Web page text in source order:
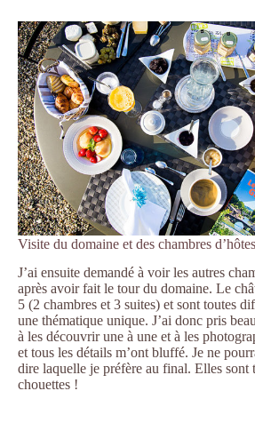
Visite du domaine et des chambres d’hôtes
J’ai ensuite demandé à voir les autres
après avoir fait le tour du domaine. Le
5 (2 chambres et 3 suites) et sont toutes
une thématique unique. J’ai donc pris
à les découvrir une à une et à les
et tous les détails m’ont bluffé. Je ne
dire laquelle je préfère au final. Elles sont
chouettes !